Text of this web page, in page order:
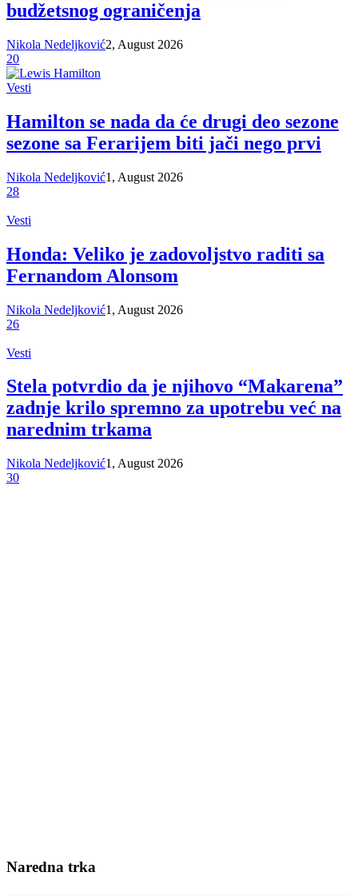
budžetsnog ograničenja
Nikola Nedeljković2, August 2026
20
Vesti
Hamilton se nada da će drugi deo sezone
sezone sa Ferarijem biti jači nego prvi
Nikola Nedeljković1, August 2026
28
Vesti
Honda: Veliko je zadovoljstvo raditi sa
Fernandom Alonsom
Nikola Nedeljković1, August 2026
26
Vesti
Stela potvrdio da je njihovo “Makarena”
zadnje krilo spremno za upotrebu već na
narednim trkama
Nikola Nedeljković1, August 2026
30
Naredna trka